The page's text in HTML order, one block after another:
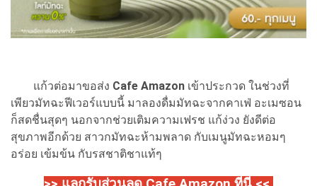
แก้วต่อมาขอส่ง Cafe Amazon เข้าประกวด ในช่วงที่
เพียวมัทฉะฟีเวอร์แบบนี้ มาลองดื่มมัทฉะจากคาเฟ่ อะเมซอน
ก็สดชื่นสุดๆ นอกจากช่วยเติมความเฟรช แก้ง่วง ยังดีต่อ
สุขภาพอีกด้วย สาวกมัทฉะห้ามพลาด กับเมนูมัทฉะหอมๆ
อร่อย เข้มข้น กับรสชาติชาแท้ๆ